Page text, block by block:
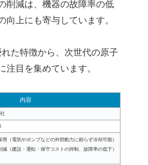
削減は、機器の故障率の低
向上にも寄与しています。
た特徴から、次世代の原子
注目を集めています。
内容
（電気やポンプなどの外部動力に頼らず冷却可能）
（建設・運転・保守コストの抑制、故障率の低下）